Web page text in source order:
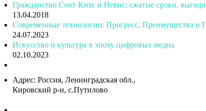
Гражданство Сент-Китс и Невис: сжатые сроки,
13.04.2018
Современные технологии: Прогресс, Преимущества и
24.07.2023
Искусство и культура в эпоху цифровых медиа
02.10.2023
Адрес: Россия, Ленинградская обл.,
Кировский р-н, с.Путилово